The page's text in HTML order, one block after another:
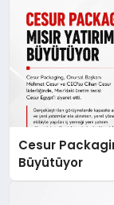
Cesur
Büyütüyor